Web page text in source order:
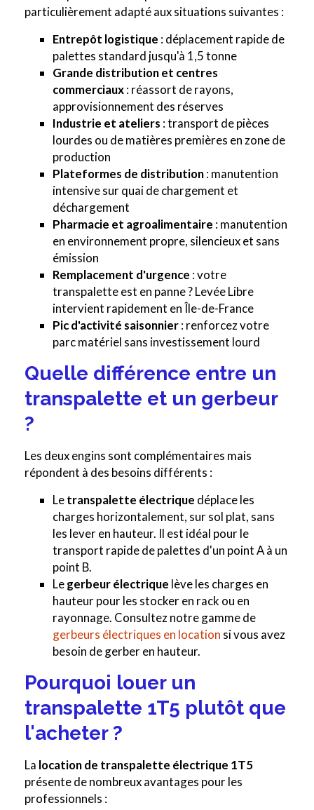
particulièrement adapté aux situations suivantes :
Entrepôt logistique : déplacement rapide de
palettes standard jusqu'à 1,5 tonne
Grande distribution et centres
commerciaux: réassort de rayons,
approvisionnement des réserves
Industrie et ateliers : transport de pièces
lourdes ou de matières premières en zone de
production
Plateformes de distribution: manutention
intensive sur quai de chargement et
déchargement
Pharmacie et agroalimentaire : manutention
en environnement propre, silencieux et sans
émission
Remplacement d'urgence : votre
transpalette est en panne ? Levée Libre
intervient rapidement en Île-de-France
Pic d'activité saisonnier: renforcez votre
parc matériel sans investissement lourd
Quelle différence entre un
transpalette et un gerbeur
?
Les deux engins sont complémentaires mais
répondent à des besoins différents :
Letranspalette électrique déplace les
charges horizontalement, sur sol plat, sans
les lever en hauteur. Il est idéal pour le
transport rapide de palettes d'un point A à un
point B.
Legerbeur électrique lève les charges en
hauteur pour les stocker en rack ou en
rayonnage. Consultez notre gamme de
gerbeurs électriques en location si vous avez
besoin de gerber en hauteur.
Pourquoi louer un
transpalette 1T5 plutôt que
l'acheter ?
La location de transpalette électrique 1T5
présente de nombreux avantages pour les
professionnels :